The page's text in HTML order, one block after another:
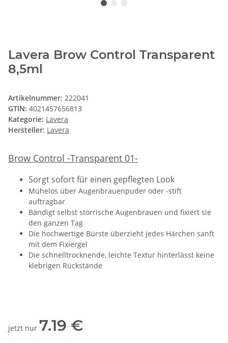
Lavera Brow Control Transparent
8,5ml
Artikelnummer: 222041
GTIN: 4021457656813
Kategorie: Lavera
Hersteller: Lavera
Brow Control -Transparent 01-
Sorgt sofort für einen gepflegten Look
Mühelos über Augenbrauenpuder oder -stift
auftragbar
Bändigt selbst störrische Augenbrauen und fixiert sie
den ganzen Tag
Die hochwertige Bürste überzieht jedes Härchen sanft
mit dem Fixiergel
Die schnelltrocknende, leichte Textur hinterlässt keine
klebrigen Rückstände
jetzt nur 7.19 €